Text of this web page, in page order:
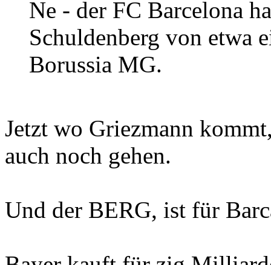
Ne - der FC Barcelona
Schuldenberg von etwa
Borussia MG.
Jetzt wo Griezmann
auch noch gehen.
Und der BERG, ist für